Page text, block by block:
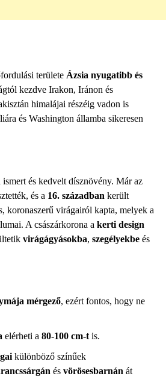
területe Ázsia nyugatibb és
kezdve Irakon, Iránon és
himalájai részéig vadon is
és Washington államba sikeresen
és kedvelt dísznövény. Már az
és a 16. században került
koronaszerű virágairól kapta, melyek a
A császárkorona a kerti design
virágágyásokba, szegélyekbe és
mérgező, ezért fontos, hogy ne
elérheti a 80-100 cm-t is.
különböző színűek
és vörösesbarnán át